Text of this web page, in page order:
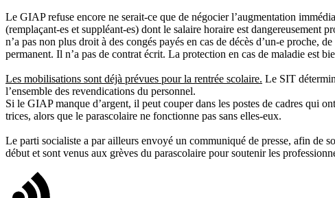
Le GIAP refuse encore ne serait-ce que de négocier l’augmentation
(remplaçant-es et suppléant-es) dont le salaire horaire est
n’a pas non plus droit à des congés payés en cas de décès d’un-e proche,
permanent. Il n’a pas de contrat écrit. La protection en cas de maladie est
Les mobilisations sont déjà prévues pour la rentrée scolaire. Le SIT
l’ensemble des revendications du personnel.
Si le GIAP manque d’argent, il peut couper dans les postes de cadres qui
trices, alors que le parascolaire ne fonctionne pas sans elles-eux.
Le parti socialiste a par ailleurs envoyé un communiqué de presse, afin de
début et sont venus aux grèves du parascolaire pour soutenir les